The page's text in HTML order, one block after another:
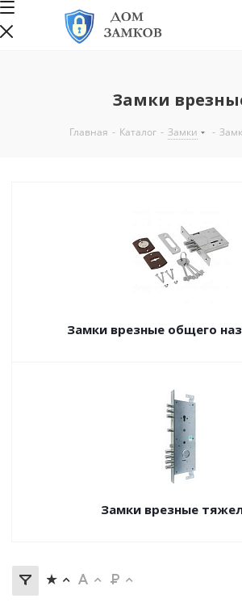
Замки
Главная - Каталог - Замки -
Замки врезные общего
Замки врезные